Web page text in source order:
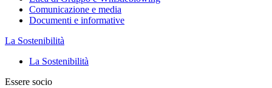
Comunicazione e media
Documenti e informative
La Sostenibilità
La Sostenibilità
Essere socio